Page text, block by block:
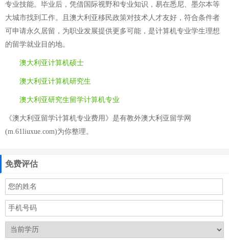
专业技能。毕业后，凭借国际视野和专业知识，易在悉尼、墨尔本等
大城市找到工作。且澳大利亚移民政策对技术人才友好，符合条件者
可申请永久居留，为职业发展提供更多可能，是计算机专业学生理想
的留学就业目的地。
澳大利亚计算机硕士
澳大利亚计算机研究生
澳大利亚研究生留学计算机专业
《澳大利亚留学计算机专业费用》是有教外澳大利亚留学网
(m.61liuxue.com)为你整理。
免费评估